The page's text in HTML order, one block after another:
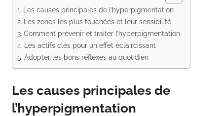
Les causes principales de l’hyperpigmentation
Les zones les plus touchées et leur sensibilité
Comment prévenir et traiter l’hyperpigmentation
Les actifs clés pour un effet éclaircissant
Adopter les bons réflexes au quotidien
Les causes principales de
l’hyperpigmentation